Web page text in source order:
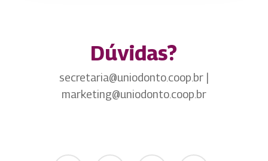
Dúvidas?
secretaria@uniodonto.coop.br |
marketing@uniodonto.coop.br